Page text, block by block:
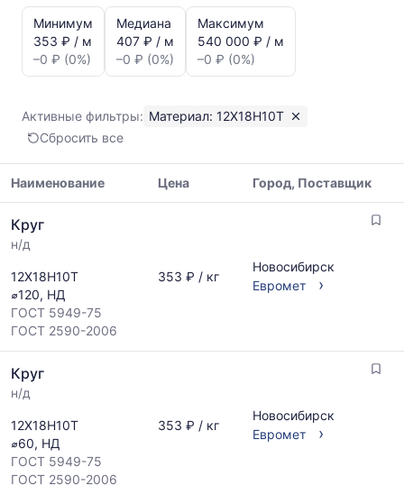
динамика
цен:
Круг
Показаны
минимальная,
медианная
и
максимальная
данным
прайс-
листов
поставщиков
за
последний
рассчитывается
по
предложениям
и
обновляется
по
Минимум
353 ₽ / м
–0 ₽ (0%)
Медиана
407 ₽ / м
–0 ₽ (0%)
Максимум
540 000 ₽ / м
–0 ₽ (0%)
Активные фильтры: Материал: 12Х18Н10Т
Сбросить все
цен
на
указанием
ГОСТ,
размеров
и
поставщиков
по
Наименование Цена Город, Поставщик
Круг
н/д
12Х18Н10Т
⌀120, НД
ГОСТ 5949-75
ГОСТ 2590-2006
353 ₽ / кг
Новосибирск
Евромет
›
Круг
н/д
12Х18Н10Т
⌀60, НД
ГОСТ 5949-75
ГОСТ 2590-2006
353 ₽ / кг
Новосибирск
Евромет
›